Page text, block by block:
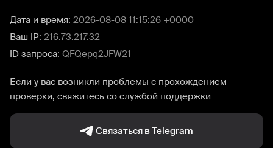
Дата и время: 2026-08-08 11:15:26 +0000
Ваш IP: 216.73.217.32
ID запроса: QFQepq2JFW21
Если у вас возникли проблемы с прохождением
проверки, свяжитесь со службой поддержки
Связаться в Telegram